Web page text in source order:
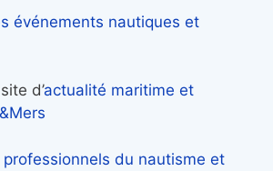
événements nautiques et
d’actualité maritime et
du nautisme et